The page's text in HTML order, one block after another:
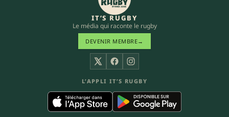
IT’S RUGBY
Le média qui raconte le rugby
DEVENIR MEMBRE→
X FacebookInstagram
L’APPLI IT’S RUGBY